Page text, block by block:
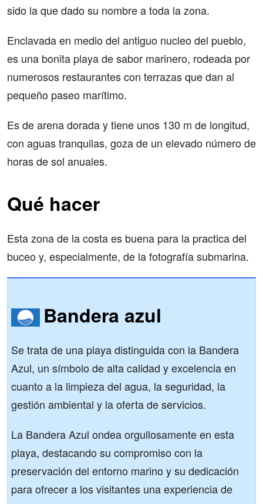
sido la que dado su nombre a toda la zona.
Enclavada en medio del antiguo nucleo del pueblo,
es una bonita playa de sabor marinero, rodeada por
numerosos restaurantes con terrazas que dan al
pequeño paseo marítimo.
Es de arena dorada y tiene unos 130 m de longitud,
con aguas tranquilas, goza de un elevado número de
horas de sol anuales.
Qué hacer
Esta zona de la costa es buena para la practica del
buceo y, especialmente, de la fotografía submarina.
Bandera azul
Se trata de una playa distinguida con la Bandera
Azul, un símbolo de alta calidad y excelencia en
cuanto a la limpieza del agua, la seguridad, la
gestión ambiental y la oferta de servicios.
La Bandera Azul ondea orgullosamente en esta
playa, destacando su compromiso con la
preservación del entorno marino y su dedicación
para ofrecer a los visitantes una experiencia de